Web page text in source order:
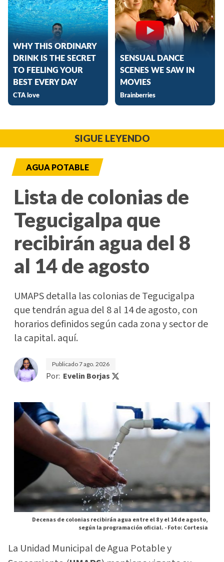
SIGUE LEYENDO
AGUA POTABLE
Lista de colonias de
Tegucigalpa que
recibirán agua del 8
al 14 de agosto
UMAPS detalla las colonias de Tegucigalpa
que tendrán agua del 8 al 14 de agosto, con
horarios definidos según cada zona y sector de
la capital. aquí.
Publicado7 ago. 2026
Por: Evelin Borjas
Decenas de colonias recibirán agua entre el 8 y el 14 de agosto,
según la programación oficial. -Foto: Cortesia
La Unidad Municipal de Agua Potable y